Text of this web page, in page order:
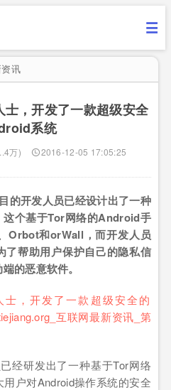
讯
，开发了一款超级安全
系统
万) 2016-12-05 17:05:25
的开发人员已经设计出了一种
个基于Tor网络的Android手
Orbot和orWall，而开发人员
了帮助用户保护自己的隐私信
的恶意软件。
经研发出了一种基于Tor网络
户对Android操作系统的安全